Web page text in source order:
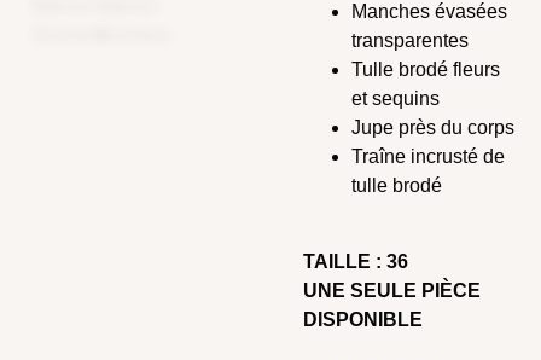
Manches évasées
transparentes
Tulle brodé fleurs
et sequins
Jupe près du corps
Traîne incrusté de
tulle brodé
TAILLE : 36
UNE SEULE PIÈCE
DISPONIBLE